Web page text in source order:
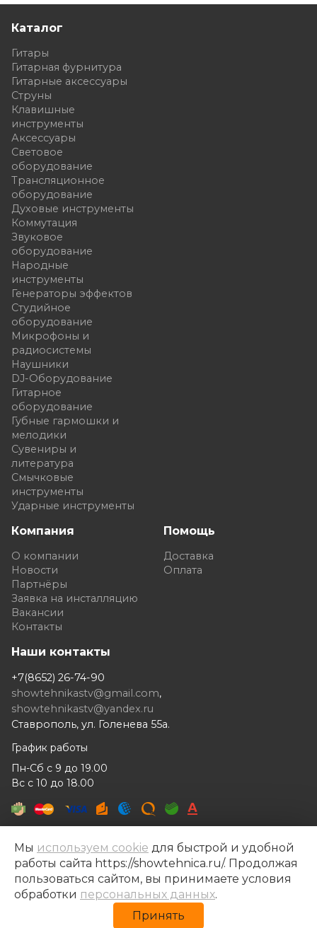
Каталог
Гитары
Гитарная фурнитура
Гитарные аксессуары
Струны
Клавишные
инструменты
Аксессуары
Световое
оборудование
Трансляционное
оборудование
Духовые инструменты
Коммутация
Звуковое
оборудование
Народные
инструменты
Генераторы эффектов
Студийное
оборудование
Микрофоны и
радиосистемы
Наушники
DJ-Оборудование
Гитарное
оборудование
Губные гармошки и
мелодики
Сувениры и
литература
Смычковые
инструменты
Ударные инструменты
Компания
О компании
Новости
Партнёры
Заявка на инсталляцию
Вакансии
Контакты
Помощь
Доставка
Оплата
Наши контакты
+7(8652) 26-74-90
showtehnikastv@gmail.com,
showtehnikastv@yandex.ru
Ставрополь, ул. Голенева 55а.
График работы
Пн-Сб с 9 до 19.00
Вс с 10 до 18.00
Шоутехника © 2014- 2026
Разработка сайта —Рекламный контент
Политика конфиденциальности
Политика обработки персональных данных
Мы используем cookie для быстрой и удобной
работы сайта https://showtehnica.ru/. Продолжая
пользоваться сайтом, вы принимаете условия
обработки персональных данных.
Принять